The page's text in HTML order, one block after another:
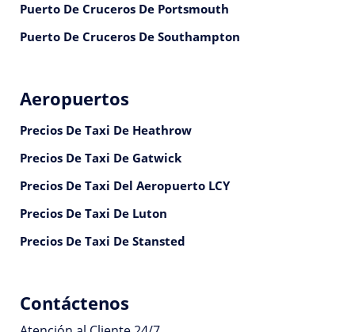
Puerto De Cruceros De Portsmouth
Puerto De Cruceros De Southampton
Aeropuertos
Precios De Taxi De Heathrow
Precios De Taxi De Gatwick
Precios De Taxi Del Aeropuerto LCY
Precios De Taxi De Luton
Precios De Taxi De Stansted
Contáctenos